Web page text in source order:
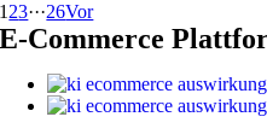
1 23···26Vor
E-Commerce